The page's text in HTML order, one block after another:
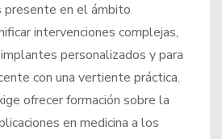
presente en el ámbito
intervenciones complejas,
personalizados y para
con una vertiente práctica.
ofrecer formación sobre la
en medicina a los